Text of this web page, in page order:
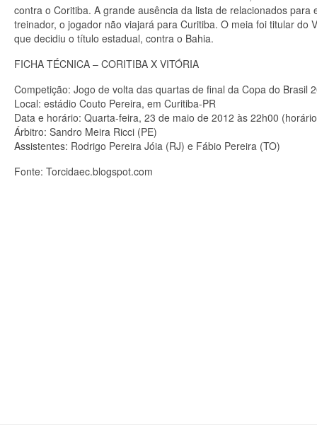
contra o Coritiba. A grande ausência da lista de relacionados
treinador, o jogador não viajará para Curitiba. O meia foi titular
que decidiu o título estadual, contra o Bahia.
FICHA TÉCNICA – CORITIBA X VITÓRIA
Competição: Jogo de volta das quartas de final da Copa do Brasil
Local: estádio Couto Pereira, em Curitiba-PR
Data e horário: Quarta-feira, 23 de maio de 2012 às 22h00
Árbitro: Sandro Meira Ricci (PE)
Assistentes: Rodrigo Pereira Jóia (RJ) e Fábio Pereira (TO)
Fonte: Torcidaec.blogspot.com